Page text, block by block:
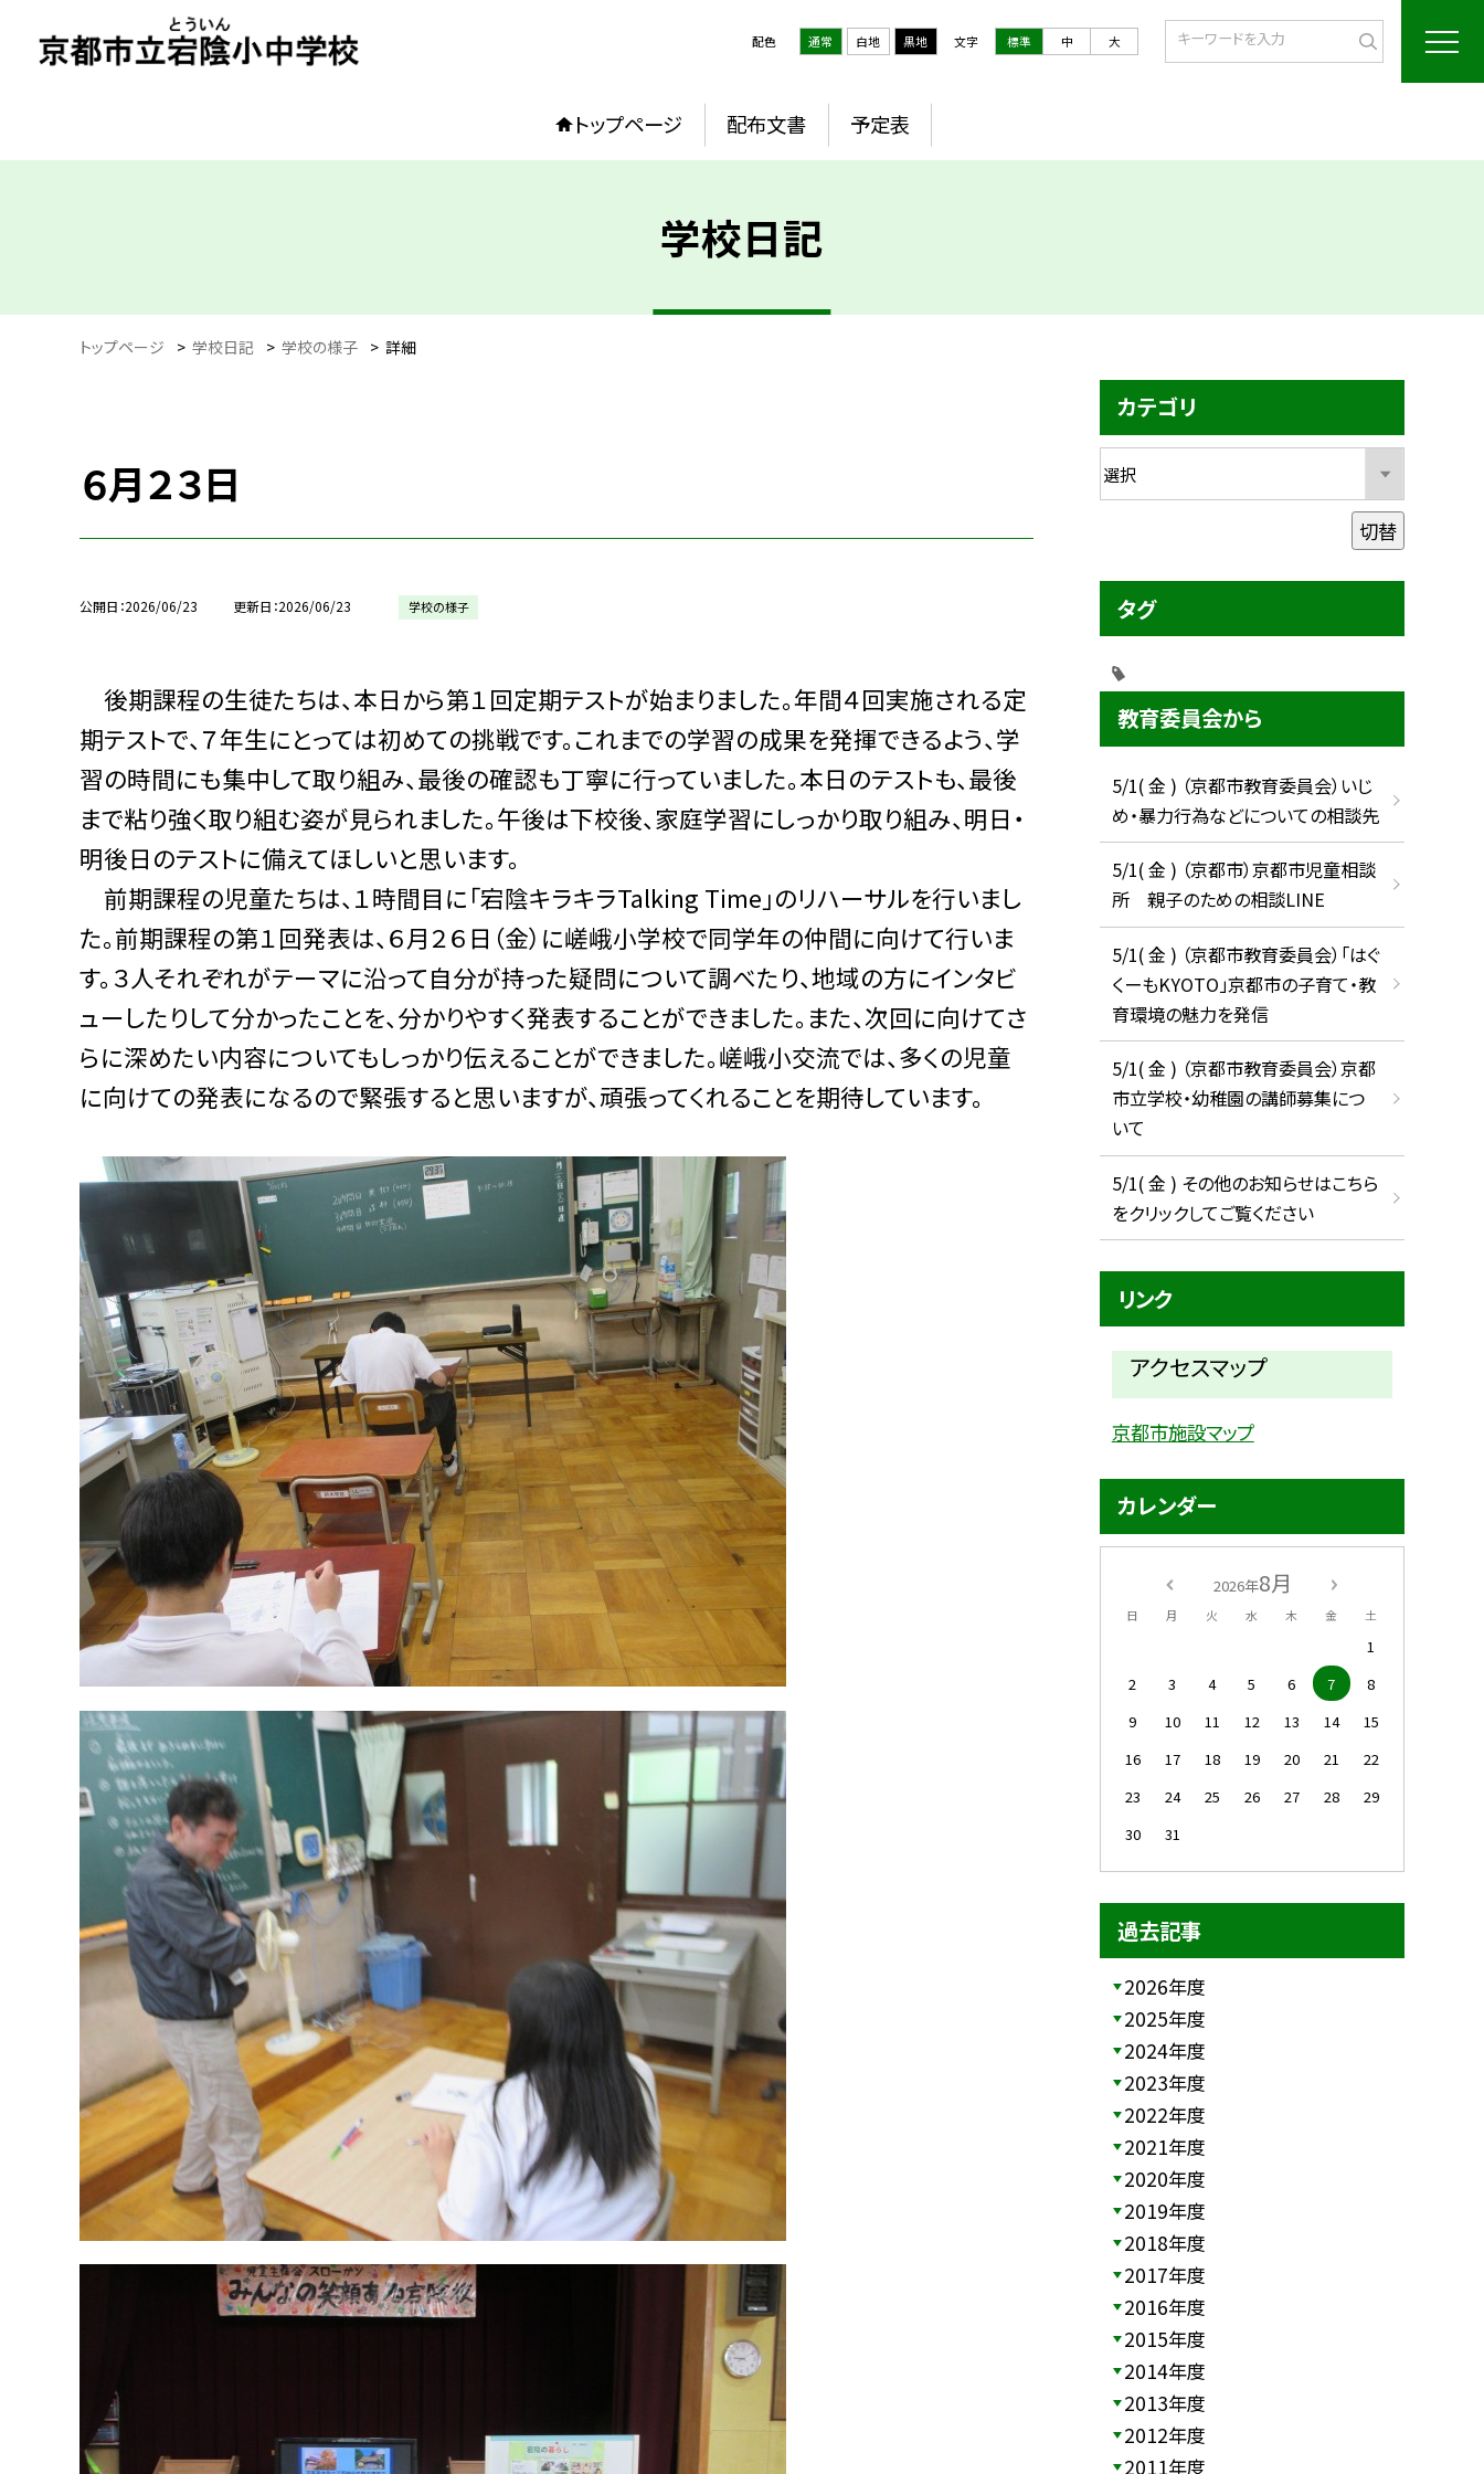
配色 通常 白地 黒地 文字 標準 中 大
トップページ 配布文書 予定表
学校日記
トップページ > 学校日記 > 学校の様子 > 詳細
６月２３日
公開日 2026/06/23 更新日 2026/06/23 学校の様子
後期課程の生徒たちは、本日から第１回定期テストが始まりました。年間４回実施される定
期テストで、７年生にとっては初めての挑戦です。これまでの学習の成果を発揮できるよう、学
習の時間にも集中して取り組み、最後の確認も丁寧に行っていました。本日のテストも、最後
まで粘り強く取り組む姿が見られました。午後は下校後、家庭学習にしっかり取り組み、明日・
明後日のテストに備えてほしいと思います。
前期課程の児童たちは、１時間目に「宕陰キラキラTalking Time」のリハーサルを行いまし
た。前期課程の第１回発表は、６月２６日（金）に嵯峨小学校で同学年の仲間に向けて行いま
す。３人それぞれがテーマに沿って自分が持った疑問について調べたり、地域の方にインタビ
ューしたりして分かったことを、分かりやすく発表することができました。また、次回に向けてさ
らに深めたい内容についてもしっかり伝えることができました。嵯峨小交流では、多くの児童
に向けての発表になるので緊張すると思いますが、頑張ってくれることを期待しています。
カテゴリ
切替
タグ
教育委員会から
5/1( 金 ) （京都市教育委員会）いじ
め・暴力行為などについての相談先
5/1( 金 ) （京都市）京都市児童相談
所 親子のための相談LINE
5/1( 金 ) （京都市教育委員会）「はぐ
くーもKYOTO」京都市の子育て・教
育環境の魅力を発信
5/1( 金 ) （京都市教育委員会）京都
市立学校・幼稚園の講師募集につ
いて
5/1( 金 ) その他のお知らせはこちら
をクリックしてご覧ください
リンク
アクセスマップ
京都市施設マップ
カレンダー
2026年8月
日 月 火 水 木 金 土
1
2
3 4 5 6 7
8
9
10 11 12 13 14
15
16
17 18 19 20 21
22
23
24 25 26 27 28
29
30
31
過去記事
2026年度
2025年度
2024年度
2023年度
2022年度
2021年度
2020年度
2019年度
2018年度
2017年度
2016年度
2015年度
2014年度
2013年度
2012年度
2011年度